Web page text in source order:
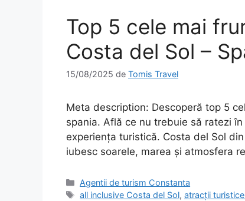
Top 5 cele mai
Costa del Sol –
15/08/2025 de Tomis Travel
Meta description: Descoperă top 5
spania. Află ce nu trebuie să ratezi
experiența turistică. Costa del Sol
iubesc soarele, marea și atmosfera
Categorii
Agentii de turism Constanta
Etichete
all inclusive Costa del Sol,atracții